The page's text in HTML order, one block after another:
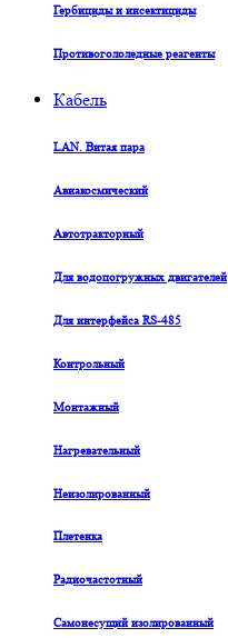
Гербициды и инсектициды
Противогололедные реагенты
Кабель
LAN. Витая пара
Авиакосмический
Автотракторный
Для водопогружных двигателей
Для интерфейса RS-485
Контрольный
Монтажный
Нагревательный
Неизолированный
Плетенка
Радиочастотный
Самонесущий изолированный